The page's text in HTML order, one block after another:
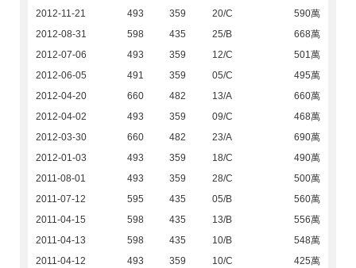
2012-11-21
493 359 20/C
590萬
2012-08-31
598 435 25/B
668萬
2012-07-06
493 359 12/C
501萬
2012-06-05
491 359 05/C
495萬
2012-04-20
660 482 13/A
660萬
2012-04-02
493 359 09/C
468萬
2012-03-30
660 482 23/A
690萬
2012-01-03
493 359 18/C
490萬
2011-08-01
493 359 28/C
500萬
2011-07-12
595 435 05/B
560萬
2011-04-15
598 435 13/B
556萬
2011-04-13
598 435 10/B
548萬
2011-04-12
493 359 10/C
425萬